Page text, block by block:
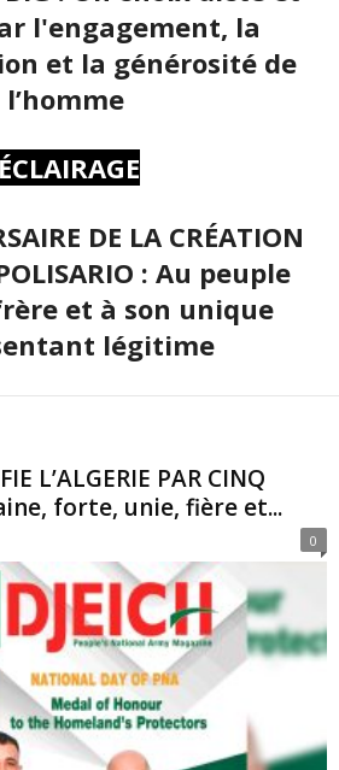
l'engagement, la
et la générosité de
l’homme
ÉCLAIRAGE
DE LA CRÉATION
: Au peuple
et à son unique
légitime
L’ALGERIE PAR CINQ
forte, unie, fière et...
0